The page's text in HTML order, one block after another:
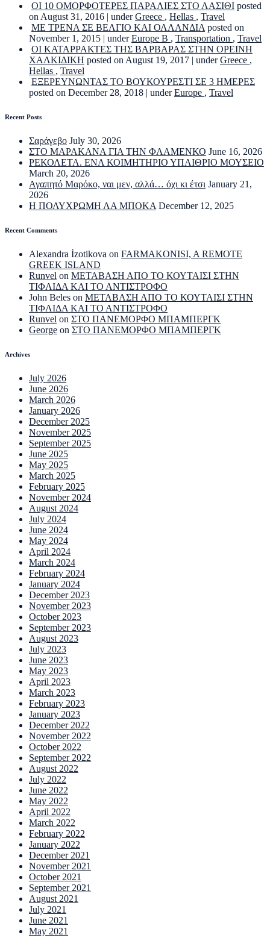
ΟΙ 10 ΟΜΟΡΦΟΤΕΡΕΣ ΠΑΡΑΛΙΕΣ ΣΤΟ ΛΑΣΙΘΙ posted
on August 31, 2016 | underGreece , Hellas , Travel
ΜΕ ΤΡΕΝΑ ΣΕ ΒΕΛΓΙΟ ΚΑΙ ΟΛΛΑΝΔΙΑ posted on
November 1, 2015 | underEurope B , Transportation , Travel
ΟΙ ΚΑΤΑΡΡΑΚΤΕΣ ΤΗΣ ΒΑΡΒΑΡΑΣ ΣΤΗΝ ΟΡΕΙΝΗ
ΧΑΛΚΙΔΙΚΗ posted on August 19, 2017 | underGreece ,
Hellas , Travel
ΕΞΕΡΕΥΝΩΝΤΑΣ ΤΟ ΒΟΥΚΟΥΡΕΣΤΙ ΣΕ 3 ΗΜΕΡΕΣ
posted on December 28, 2018 | underEurope , Travel
Recent Posts
Σαράγεβο July 30, 2026
ΣΤΟ ΜΑΡΑΚΑΝΑ ΓΙΑ ΤΗΝ ΦΛΑΜΕΝΚΟ June 16, 2026
ΡΕΚΟΛΕΤΑ. ΕΝΑ ΚΟΙΜΗΤΗΡΙΟ ΥΠΑΙΘΡΙΟ ΜΟΥΣΕΙΟ
March 20, 2026
Αγαπητό Μαρόκο, ναι μεν, αλλά… όχι κι έτσι January 21,
2026
Η ΠΟΛΥΧΡΩΜΗ ΛΑ ΜΠΟΚΑ December 12, 2025
Recent Comments
Alexandra İzotikova on FARMAKONISI, A REMOTE
GREEK ISLAND
Runvel on ΜΕΤΑΒΑΣΗ ΑΠΟ ΤΟ ΚΟΥΤΑΙΣΙ ΣΤΗΝ
ΤΙΦΛΙΔΑ ΚΑΙ ΤΟ ΑΝΤΙΣΤΡΟΦΟ
John Beles on ΜΕΤΑΒΑΣΗ ΑΠΟ ΤΟ ΚΟΥΤΑΙΣΙ ΣΤΗΝ
ΤΙΦΛΙΔΑ ΚΑΙ ΤΟ ΑΝΤΙΣΤΡΟΦΟ
Runvel on ΣΤΟ ΠΑΝΕΜΟΡΦΟ ΜΠΑΜΠΕΡΓΚ
George on ΣΤΟ ΠΑΝΕΜΟΡΦΟ ΜΠΑΜΠΕΡΓΚ
Archives
July 2026
June 2026
March 2026
January 2026
December 2025
November 2025
September 2025
June 2025
May 2025
March 2025
February 2025
November 2024
August 2024
July 2024
June 2024
May 2024
April 2024
March 2024
February 2024
January 2024
December 2023
November 2023
October 2023
September 2023
August 2023
July 2023
June 2023
May 2023
April 2023
March 2023
February 2023
January 2023
December 2022
November 2022
October 2022
September 2022
August 2022
July 2022
June 2022
May 2022
April 2022
March 2022
February 2022
January 2022
December 2021
November 2021
October 2021
September 2021
August 2021
July 2021
June 2021
May 2021